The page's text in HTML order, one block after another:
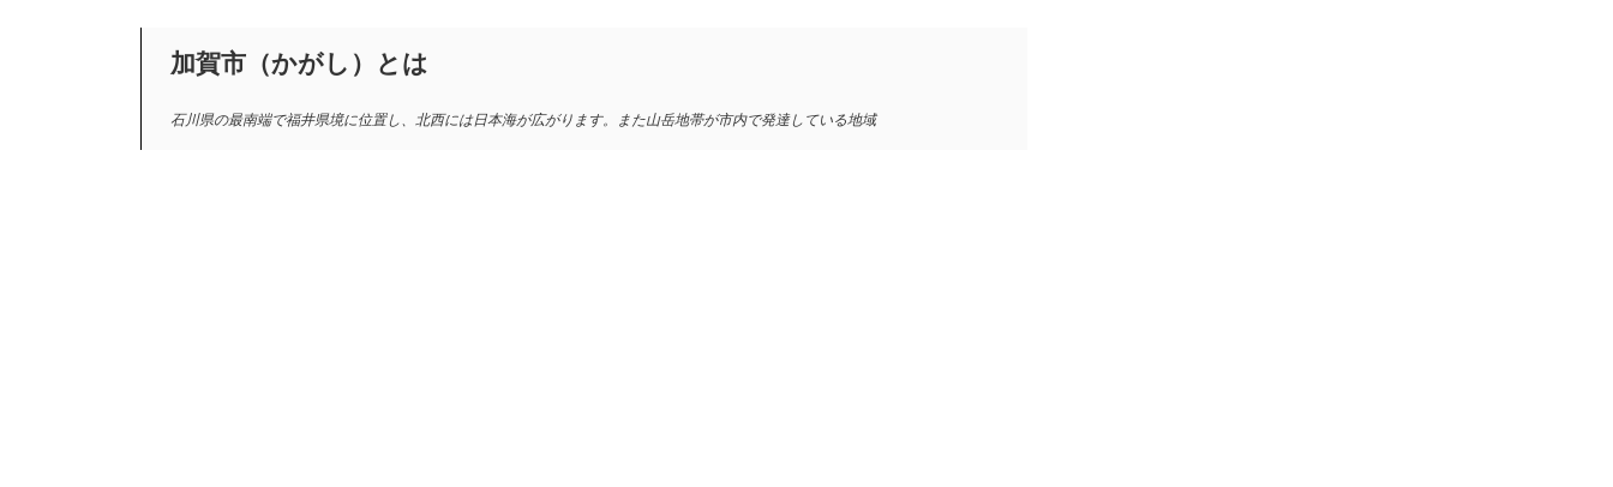
加賀市（かがし）とは
石川県の最南端で福井県境に位置し、北西には日本海が広がります。また山岳地帯が市内で発達している地域